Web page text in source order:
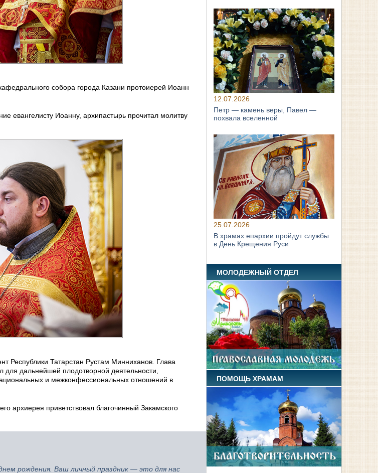
собора города Казани протоиерей Иоанн
евангелисту Иоанну, архипастырь прочитал молитву
Республики Татарстан Рустам Минниханов. Глава
дальнейшей плодотворной деятельности,
и межконфессиональных отношений в
архиерея приветствовал благочинный Закамского
рождения. Ваш личный праздник — это для нас
12.07.2026
Петр — камень веры, Павел —
похвала вселенной
25.07.2026
В храмах епархии пройдут службы
в День Крещения Руси
МОЛОДЕЖНЫЙ ОТДЕЛ
ПОМОЩЬ ХРАМАМ